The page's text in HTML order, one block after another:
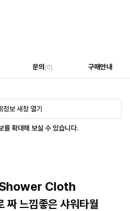
문의 (0) 구매안내
정보 새창 열기
를 확대해 보실 수 있습니다.
Cloth
짜 느낌좋은 샤워타월